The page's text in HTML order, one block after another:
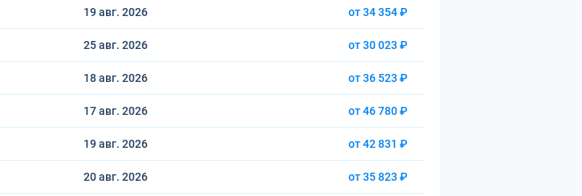
19 авг. 2026 от 34 354 ₽
25 авг. 2026 от 30 023 ₽
18 авг. 2026 от 36 523 ₽
17 авг. 2026 от 46 780 ₽
19 авг. 2026 от 42 831 ₽
20 авг. 2026 от 35 823 ₽